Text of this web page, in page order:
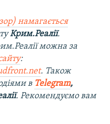
намагається
Крим.Реалії.
можна за
:
. Також
в Telegram,
. Рекомендуємо вам